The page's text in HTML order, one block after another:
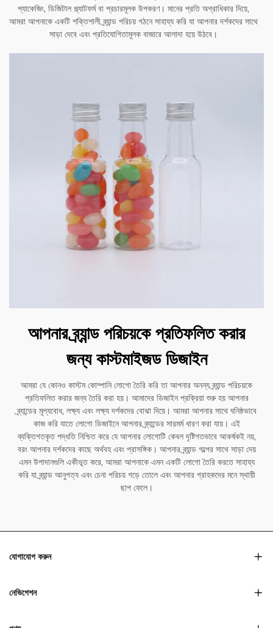
প্যাকেজিং, ডিজিটাল প্ল্যাটফর্ম বা প্রচারমূলক উপকরণ। মানের প্রতি অগ্রাধিকার দিয়ে,
আমরা আপনাকে একটি শক্তিশালী ব্র্যান্ড পরিচয় গঠনে সাহায্য করি যা আপনার দর্শকদের সাথে
সাড়া দেবে এবং প্রতিযোগিতামূলক বাজারে আলাদা হয়ে উঠবে।
আপনার ব্র্যান্ড পরিচয়কে প্রতিফলিত করার
জন্য কাস্টমাইজড ডিজাইন
আমরা যে কোনও কাস্টম কোম্পানি লোগো তৈরি করি তা আপনার অনন্য ব্র্যান্ড পরিচয়কে
প্রতিফলিত করার জন্য তৈরি করা হয়। আমাদের ডিজাইন প্রক্রিয়া শুরু হয় আপনার
ব্র্যান্ডের মূল্যবোধ, লক্ষ্য এবং লক্ষ্য দর্শকদের বোঝা দিয়ে। আমরা আপনার সাথে ঘনিষ্ঠভাবে
কাজ করি যাতে লোগো ডিজাইনে আপনার ব্র্যান্ডের সারমর্ম ধারণ করা যায়। এই
ব্যক্তিগতকৃত পদ্ধতি নিশ্চিত করে যে আপনার লোগোটি কেবল দৃষ্টিগতভাবে আকর্ষকই নয়,
বরং আপনার দর্শকদের কাছে অর্থবহ এবং প্রাসঙ্গিক। আপনার ব্র্যান্ড গল্পের সাথে সাড়া দেয়
এমন উপাদানগুলি একীভূত করে, আমরা আপনাকে এমন একটি লোগো তৈরি করতে সাহায্য
করি যা ব্র্যান্ড আনুগত্য এবং চেনা পরিচয় গড়ে তোলে এবং আপনার গ্রাহকদের মনে স্থায়ী
ছাপ ফেলে।
যোগাযোগ করুন
নেভিগেশন